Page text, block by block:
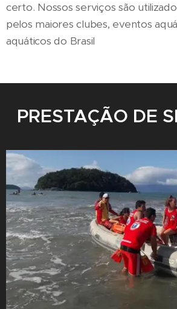
certo. Nossos serviços são
pelos maiores clubes, eventos
aquáticos do Brasil
PRESTAÇÃO DE